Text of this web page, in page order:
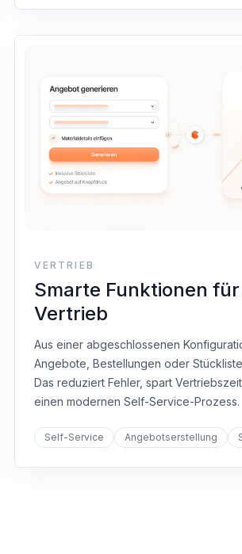
VERTRIEB
Smarte Funktionen
Vertrieb
Aus einer abgeschlossenen
Angebote, Bestellungen oder
Das reduziert Fehler, spart
einen modernen Self-Service-Prozess.
Self-Service Angebotserstellung